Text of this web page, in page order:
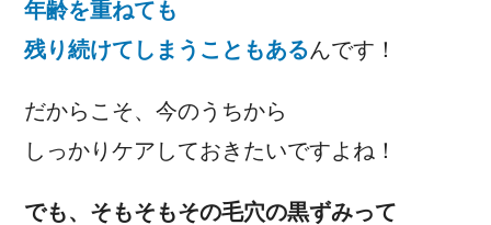
年齢を重ねても
残り続けてしまうこともあるんです！
だからこそ、今のうちから
しっかりケアしておきたいですよね！
でも、そもそもその毛穴の黒ずみって